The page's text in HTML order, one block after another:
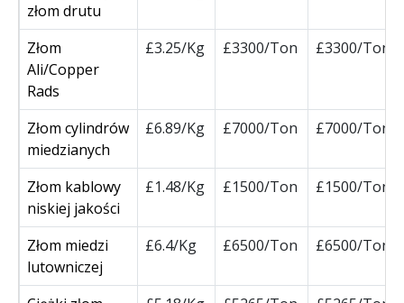
złom drutu
Złom
Ali/Copper
Rads
£3.25/Kg £3300/Ton £3300/Ton
Złom cylindrów
miedzianych
£6.89/Kg £7000/Ton £7000/Ton
Złom kablowy
niskiej jakości
£1.48/Kg £1500/Ton £1500/Ton
Złom miedzi
lutowniczej
£6.4/Kg £6500/Ton £6500/Ton